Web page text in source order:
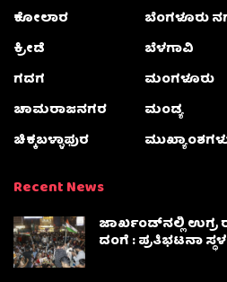
ಕೋಲಾರ
ಕ್ರೀಡೆ
ಗದಗ
ಚಾಮರಾಜನಗರ
ಚಿಕ್ಕಬಳ್ಳಾಫುರ
ಬೆಂಗಳೂರು
ಬೆಳಗಾವಿ
ಮಂಗಳೂರು
ಮಂಡ್ಯ
Recent News
ಜಾರ್ಖಂಡ್‌ನಲ್ಲಿ ಉಗ್ರ
ದಂಗೆ : ಪ್ರತಿಭಟನಾ